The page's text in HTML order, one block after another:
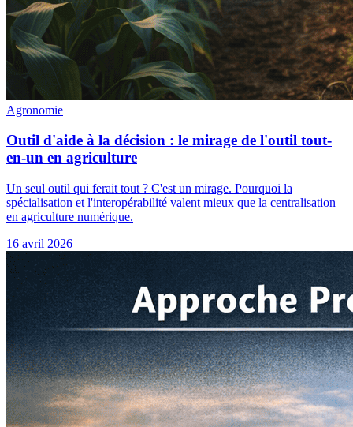
Agronomie
Outil d'aide à la décision : le mirage de l'outil tout-
en-un en agriculture
Un seul outil qui ferait tout ? C'est un mirage. Pourquoi la
spécialisation et l'interopérabilité valent mieux que la centralisation
en agriculture numérique.
16 avril 2026